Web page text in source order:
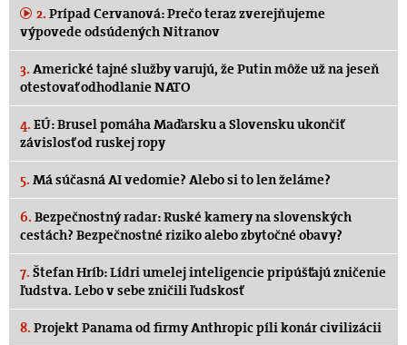
2. Prípad Cervanová: Prečo teraz zverejňujeme
výpovede odsúdených Nitranov
3. Americké tajné služby varujú, že Putin môže už na jeseň
otestovať odhodlanie NATO
4. EÚ: Brusel pomáha Maďarsku a Slovensku ukončiť
závislosť od ruskej ropy
5. Má súčasná AI vedomie? Alebo si to len želáme?
6. Bezpečnostný radar: Ruské kamery na slovenských
cestách? Bezpečnostné riziko alebo zbytočné obavy?
7. Štefan Hríb: Lídri umelej inteligencie pripúšťajú zničenie
ľudstva. Lebo v sebe zničili ľudskosť
8. Projekt Panama od firmy Anthropic píli konár civilizácii